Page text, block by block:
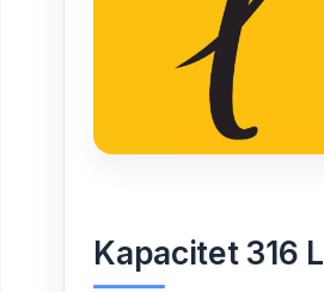
Kapacitet 316 L